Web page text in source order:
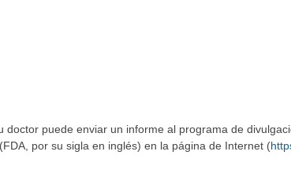
puede enviar un informe al programa de
por su sigla en inglés) en la página de Internet (